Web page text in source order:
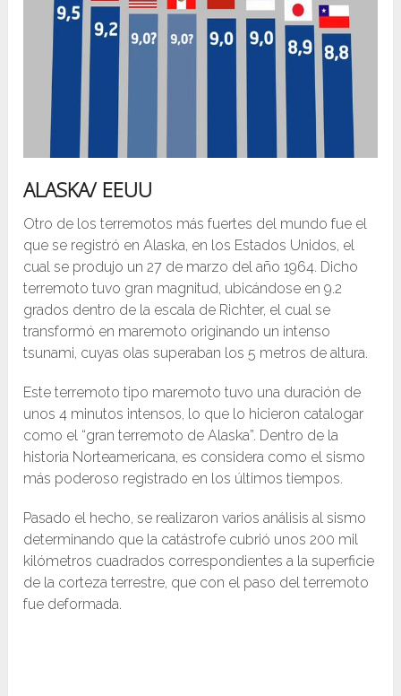
ALASKA/ EEUU
Otro de los terremotos más fuertes del mundo fue el
que se registró en Alaska, en los Estados Unidos, el
cual se produjo un 27 de marzo del año 1964. Dicho
terremoto tuvo gran magnitud, ubicándose en 9.2
grados dentro de la escala de Richter, el cual se
transformó en maremoto originando un intenso
tsunami, cuyas olas superaban los 5 metros de altura.
Este terremoto tipo maremoto tuvo una duración de
unos 4 minutos intensos, lo que lo hicieron catalogar
como el “gran terremoto de Alaska”. Dentro de la
historia Norteamericana, es considera como el sismo
más poderoso registrado en los últimos tiempos.
Pasado el hecho, se realizaron varios análisis al sismo
determinando que la catástrofe cubrió unos 200 mil
kilómetros cuadrados correspondientes a la superficie
de la corteza terrestre, que con el paso del terremoto
fue deformada.